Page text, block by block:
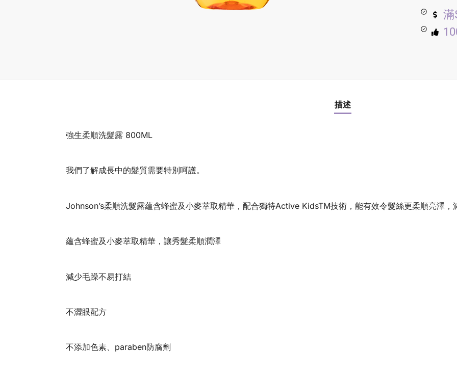
滿
描述
強生柔順洗髮露 800ML
我們了解成長中的髮質需要特別呵護。
Johnson’s柔順洗髮露蘊含蜂蜜及小麥萃取精華，配合獨特Active KidsTM技術，能有效令髮絲更柔順亮澤，
蘊含蜂蜜及小麥萃取精華，讓秀髮柔順潤澤
減少毛躁不易打結
不澀眼配方
不添加色素、paraben防腐劑